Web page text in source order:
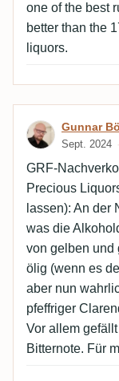
one of the best
better than the
liquors.
Bewertung
Gunnar
Sept. 2024
GRF-
Precious
lassen): An der
was die
von gelben und
ölig (wenn es
aber nun
pfeffriger
Vor allem
Bitternote. Für